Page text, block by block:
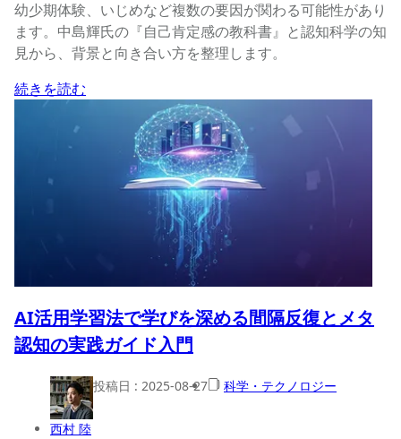
幼少期体験、いじめなど複数の要因が関わる可能性があり
ます。中島輝氏の『自己肯定感の教科書』と認知科学の知
見から、背景と向き合い方を整理します。
続きを読む
AI活用学習法で学びを深める間隔反復とメタ
認知の実践ガイド入門
西村 陸
投稿日 : 2025-08-27 科学・テクノロジー